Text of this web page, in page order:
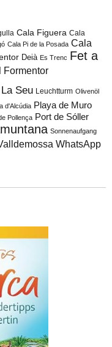
Cala Figuera Cala
Cala Pi de la Posada Cala
Deià Es Trenc Fet a
Formentor
La Seu Leuchtturm Olivenöl
d'Alcúdia Playa de Muro
Pollença Port de Sóller
Sonnenaufgang
WhatsApp